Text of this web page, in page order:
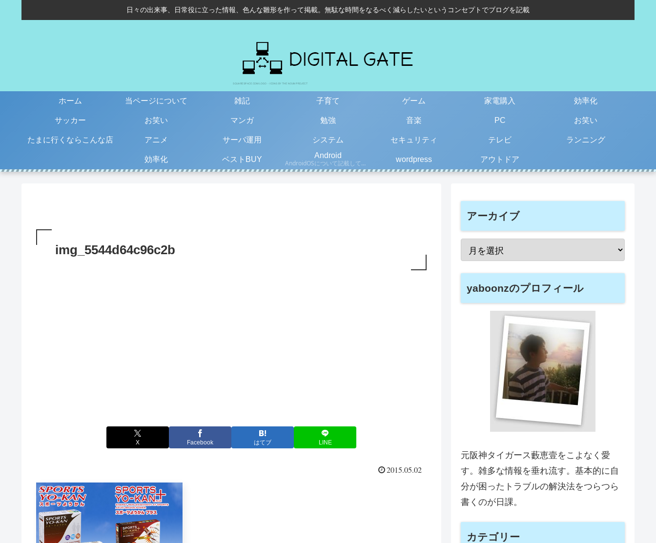
日々の出来事、日常役に立った情報、色んな雛形を作って掲載。無駄な時間をなるべく減らしたいというコンセプトでブログを記載
ホーム 当ページについて 雑記 子育て ゲーム 家電購入 効率化
サッカー お笑い マンガ 勉強 音楽 PC お笑い
たまに行くならこんな店 アニメ サーバ運用 システム セキュリティ テレビ ランニング
効率化 ベストBUY
Android
AndroidOSについて記載しています。古い情報もあるので、更新日を確認して下さい。
wordpress アウトドア
img_5544d64c96c2b
X Facebook はてブ LINE
2015.05.02
アーカイブ
yaboonzのプロフィール
元阪神タイガース藪恵壹をこよなく愛
す。雑多な情報を垂れ流す。基本的に自
分が困ったトラブルの解決法をつらつら
書くのが日課。
カテゴリー